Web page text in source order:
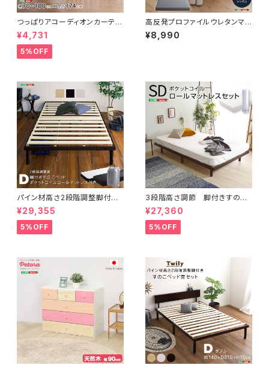
つっぱりアコーディオンカーテ
ン 100×174cm SH-16-TA
DC
¥4,731
5%OFF
高反発プロファイルウレタンマッ
トレス【Beleza10-ベレーザ・テ
ン-】(シングル) ORM-10S
¥8,990
パイン材高さ2段階調整脚付き
すのこベッド ポケットコイルマッ
トレスセット(ダブル) ASP-SR
M-D
¥29,355
5%OFF
3段階高さ調節 脚付きすのこ
ベッド(セミダブル) 【Lilitta-リリ
ッタ-】(ポケットコイルロールマッ
トレス付き) セミダブル
¥27,360
5%OFF